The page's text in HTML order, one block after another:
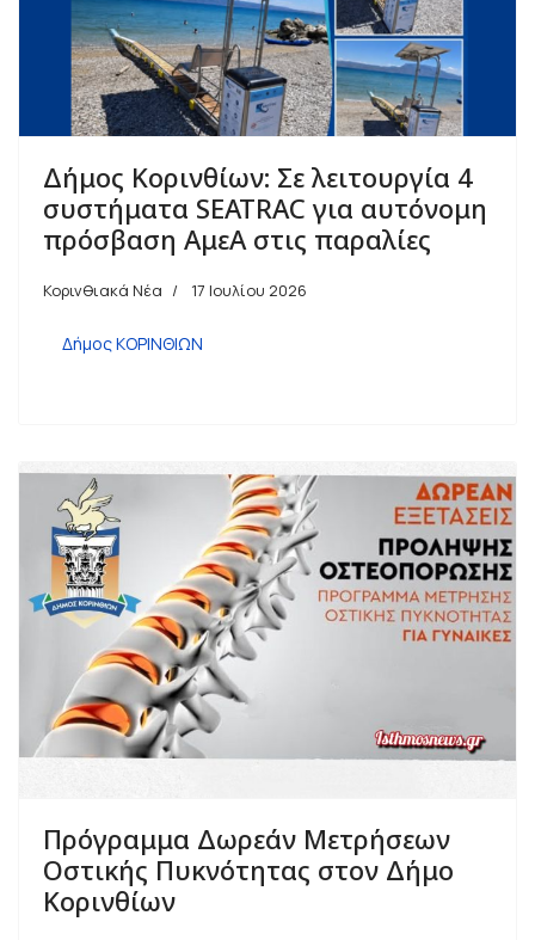
Δήμος Κορινθίων: Σε λειτουργία 4
συστήματα SEATRAC για αυτόνομη
πρόσβαση ΑμεΑ στις παραλίες
Κορινθιακά Νέα 17 Ιουλίου 2026
Δήμος ΚΟΡΙΝΘΙΩΝ
Πρόγραμμα Δωρεάν Μετρήσεων
Οστικής Πυκνότητας στον Δήμο
Κορινθίων